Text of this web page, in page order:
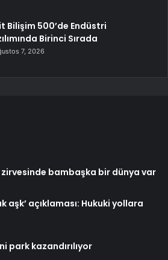
Bilişim 500’de Endüstri
Birinci Sırada
7, 2026
zirvesinde bambaşka bir dünya var
aşk’ açıklaması: Hukuki yollara
park kazandırılıyor